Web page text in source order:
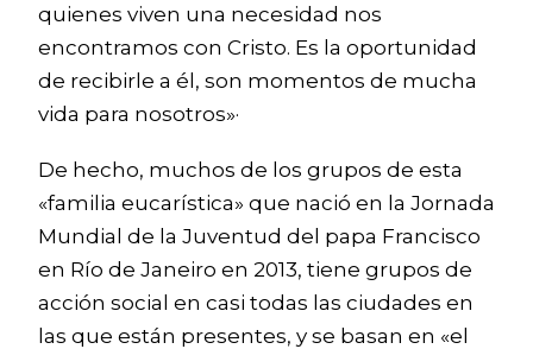
quienes viven una necesidad nos
encontramos con Cristo. Es la oportunidad
de recibirle a él, son momentos de mucha
vida para nosotros»·
De hecho, muchos de los grupos de esta
«familia eucarística» que nació en la Jornada
Mundial de la Juventud del papa Francisco
en Río de Janeiro en 2013, tiene grupos de
acción social en casi todas las ciudades en
las que están presentes, y se basan en «el